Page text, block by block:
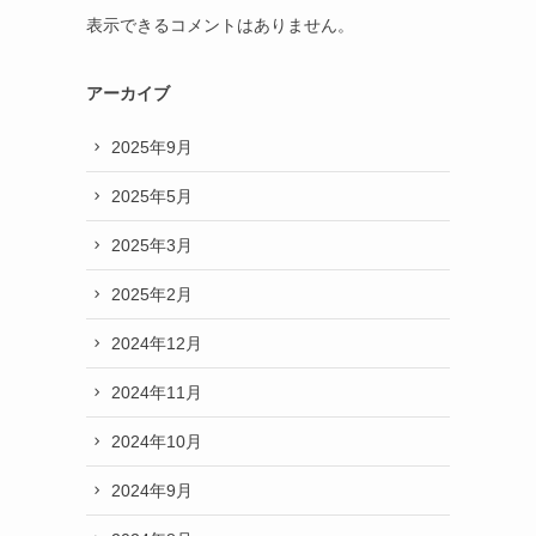
表示できるコメントはありません。
アーカイブ
2025年9月
2025年5月
2025年3月
2025年2月
2024年12月
2024年11月
2024年10月
2024年9月